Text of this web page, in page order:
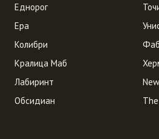
Еднорог
Ера
Колибри
Кралица Маб
Лабиринт
Обсидиан